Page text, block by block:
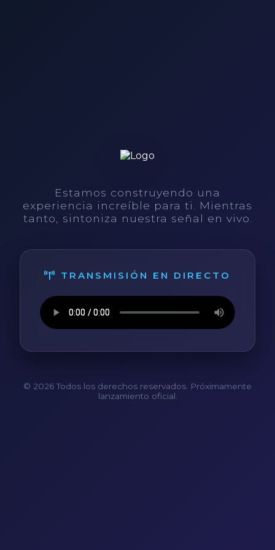
Estamos construyendo una
experiencia increíble para ti. Mientras
tanto, sintoniza nuestra señal en vivo.
TRANSMISIÓN EN DIRECTO
© 2026 Todos los derechos reservados. Próximamente
lanzamiento oficial.